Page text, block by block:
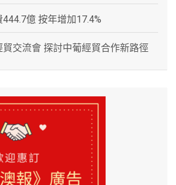
億 按年增加17.4%
交流會 探討中葡經貿合作新路徑